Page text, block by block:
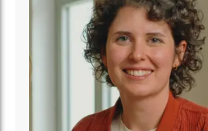
Künstlerischer Leiter der chor.com
die inhaltliche Verantwortung für diese
Großveranstaltung des Deutschen
Auch dessen Arbeit rund um die
Erinnerungskultur verantwortet er